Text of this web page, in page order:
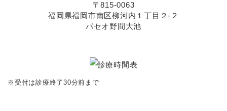
〒815-0063
福岡県福岡市南区柳河内１丁目２-２
パセオ野間大池
※受付は診療終了30分前まで